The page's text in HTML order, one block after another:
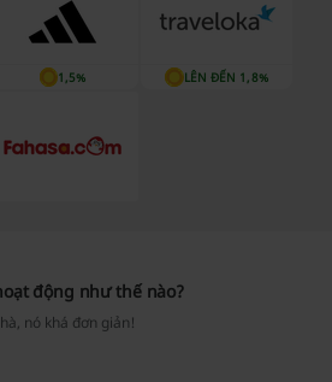
1,5% LÊN ĐẾN 1,8%
động như thế nào?
nó khá đơn giản!